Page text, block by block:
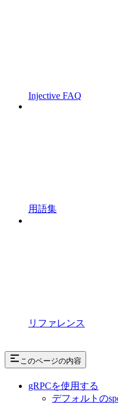
Injective FAQ
用語集
リファレンス
このページの内容
gRPCを使用する
デフォルトの